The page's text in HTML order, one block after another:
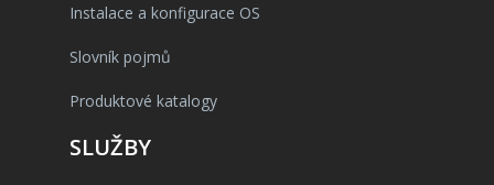
Instalace a konfigurace OS
Slovník pojmů
Produktové katalogy
SLUŽBY